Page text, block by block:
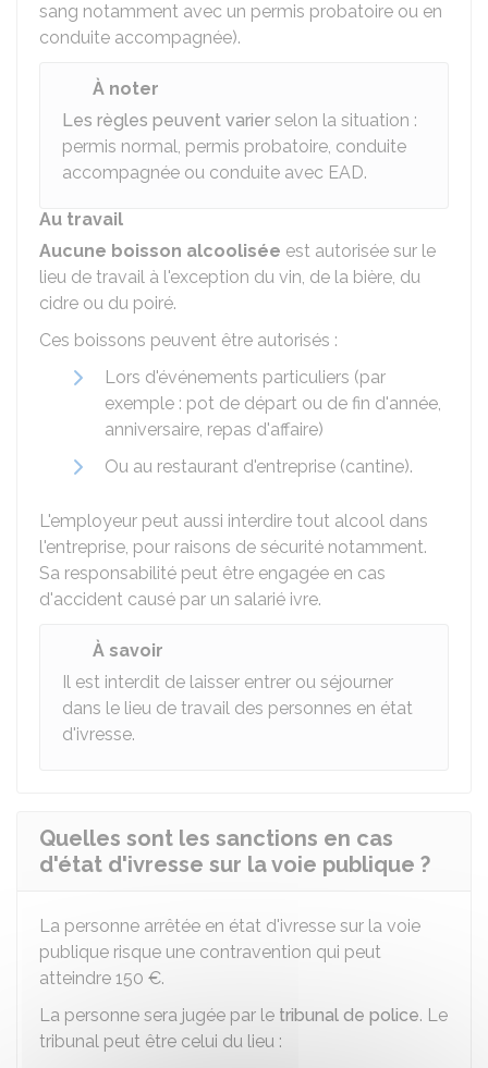
sang notamment avec un permis probatoire ou en
conduite accompagnée).
À noter
Les règles peuvent varier selon la situation :
permis normal, permis probatoire, conduite
accompagnée ou conduite avec EAD.
Au travail
Aucune boisson alcoolisée est autorisée sur le
lieu de travail à l'exception du vin, de la bière, du
cidre ou du poiré.
Ces boissons peuvent être autorisés :
Lors d'événements particuliers (par
exemple : pot de départ ou de fin d'année,
anniversaire, repas d'affaire)
Ou au restaurant d'entreprise (cantine).
L'employeur peut aussi interdire tout alcool dans
l'entreprise, pour raisons de sécurité notamment.
Sa responsabilité peut être engagée en cas
d'accident causé par un salarié ivre.
À savoir
Il est interdit de laisser entrer ou séjourner
dans le lieu de travail des personnes en état
d'ivresse.
Quelles sont les sanctions en cas
d'état d'ivresse sur la voie publique ?
La personne arrêtée en état d'ivresse sur la voie
publique risque une contravention qui peut
atteindre 150 €.
La personne sera jugée par le tribunal de police. Le
tribunal peut être celui du lieu :